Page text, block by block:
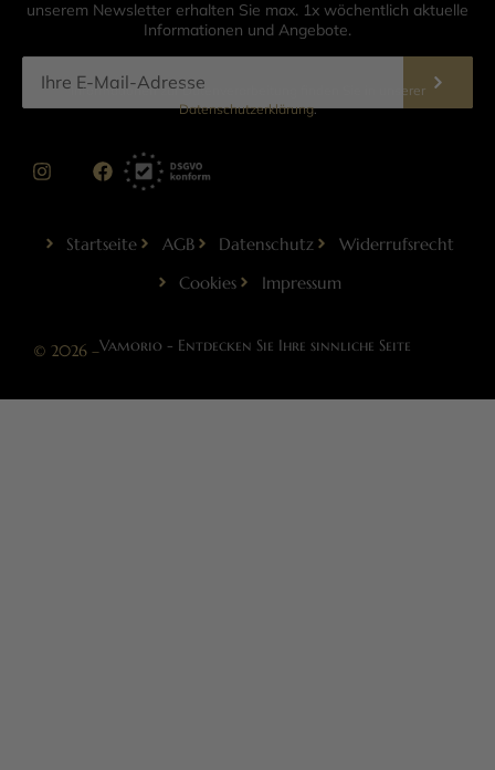
unserem Newsletter erhalten Sie max. 1x wöchentlich aktuelle
Informationen und Angebote.
Informationen zur Datenverarbeitung finden Sie in unserer
Datenschutzerklärung.
Startseite AGB Datenschutz
Widerrufsrecht
Cookies
Impressum
© 2026 –Vamorio - Entdecken Sie Ihre sinnliche Seite